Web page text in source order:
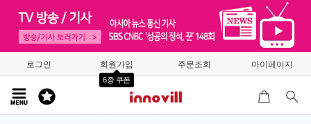
로그인 회원가입
6종 쿠폰
주문조회 마이페이지